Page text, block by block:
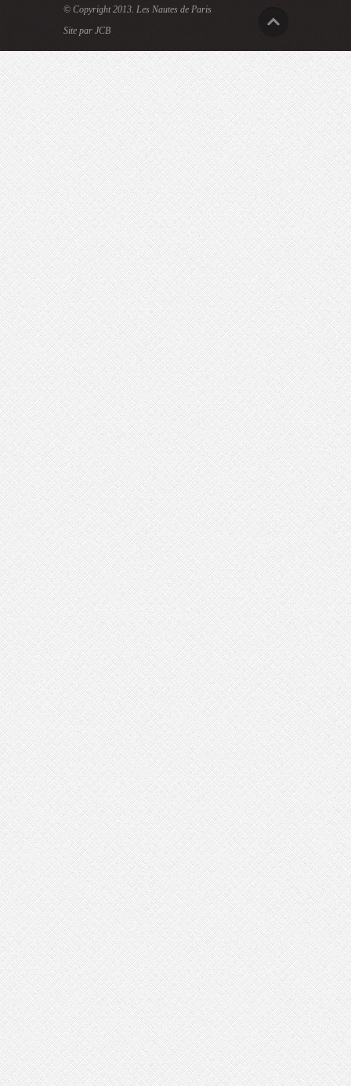
© Copyright 2013. Les Nautes de Paris
Site par JCB